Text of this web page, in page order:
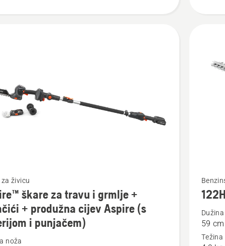
za živicu
škare za travu i grmlje +
+ produžna cijev Aspire (s
i punjačem)
noža
više
detalja
59 cm
Težina